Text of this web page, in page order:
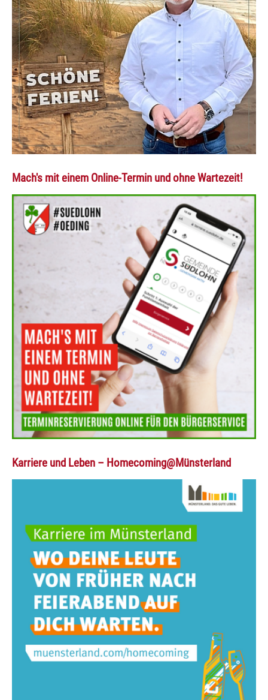
Mach's mit einem Online-Termin und ohne Wartezeit!
Karriere und Leben – Homecoming@Münsterland